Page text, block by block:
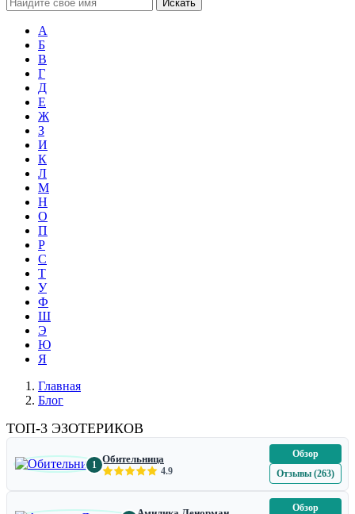
А
Б
В
Г
Д
Е
Ж
З
И
К
Л
М
Н
О
П
Р
С
Т
У
Ф
Ш
Э
Ю
Я
Главная
Блог
ТОП-3 ЭЗОТЕРИКОВ
1 Обительница
4.9
Обзор
Отзывы (263)
Обзор